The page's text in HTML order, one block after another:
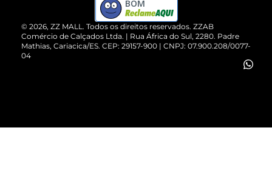
Cartão Presente
Vendas Corporativas
© 2026, ZZ MALL. Todos os direitos reservados. ZZAB
Comércio de Calçados Ltda. | Rua África do Sul, 2280. Padre
Mathias, Cariacica/ES. CEP: 29157-900 | CNPJ: 07.900.208/0077-
04
BOM